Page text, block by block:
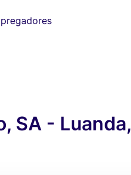
SA - Luanda,